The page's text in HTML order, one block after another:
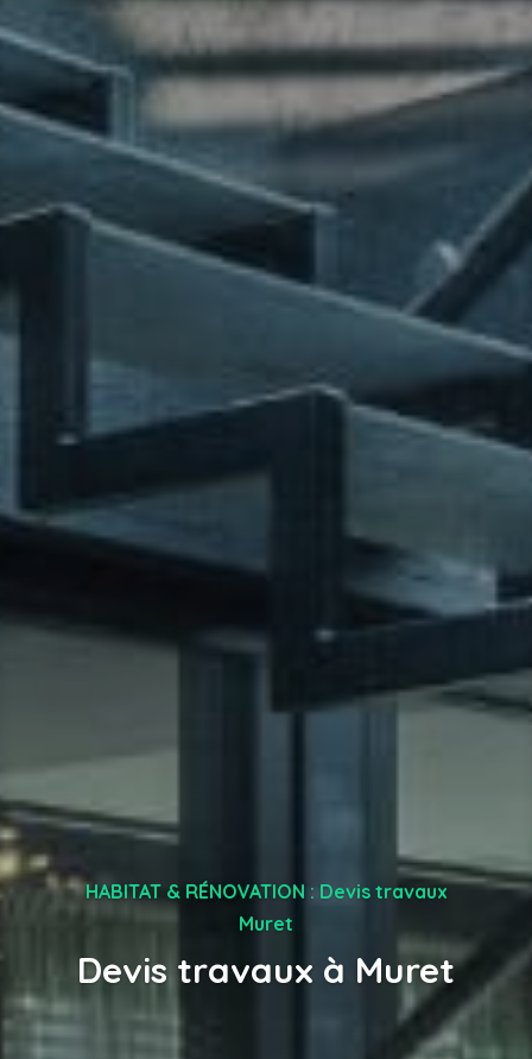
HABITAT & RÉNOVATION : Devis travaux
Muret
Devis travaux à Muret